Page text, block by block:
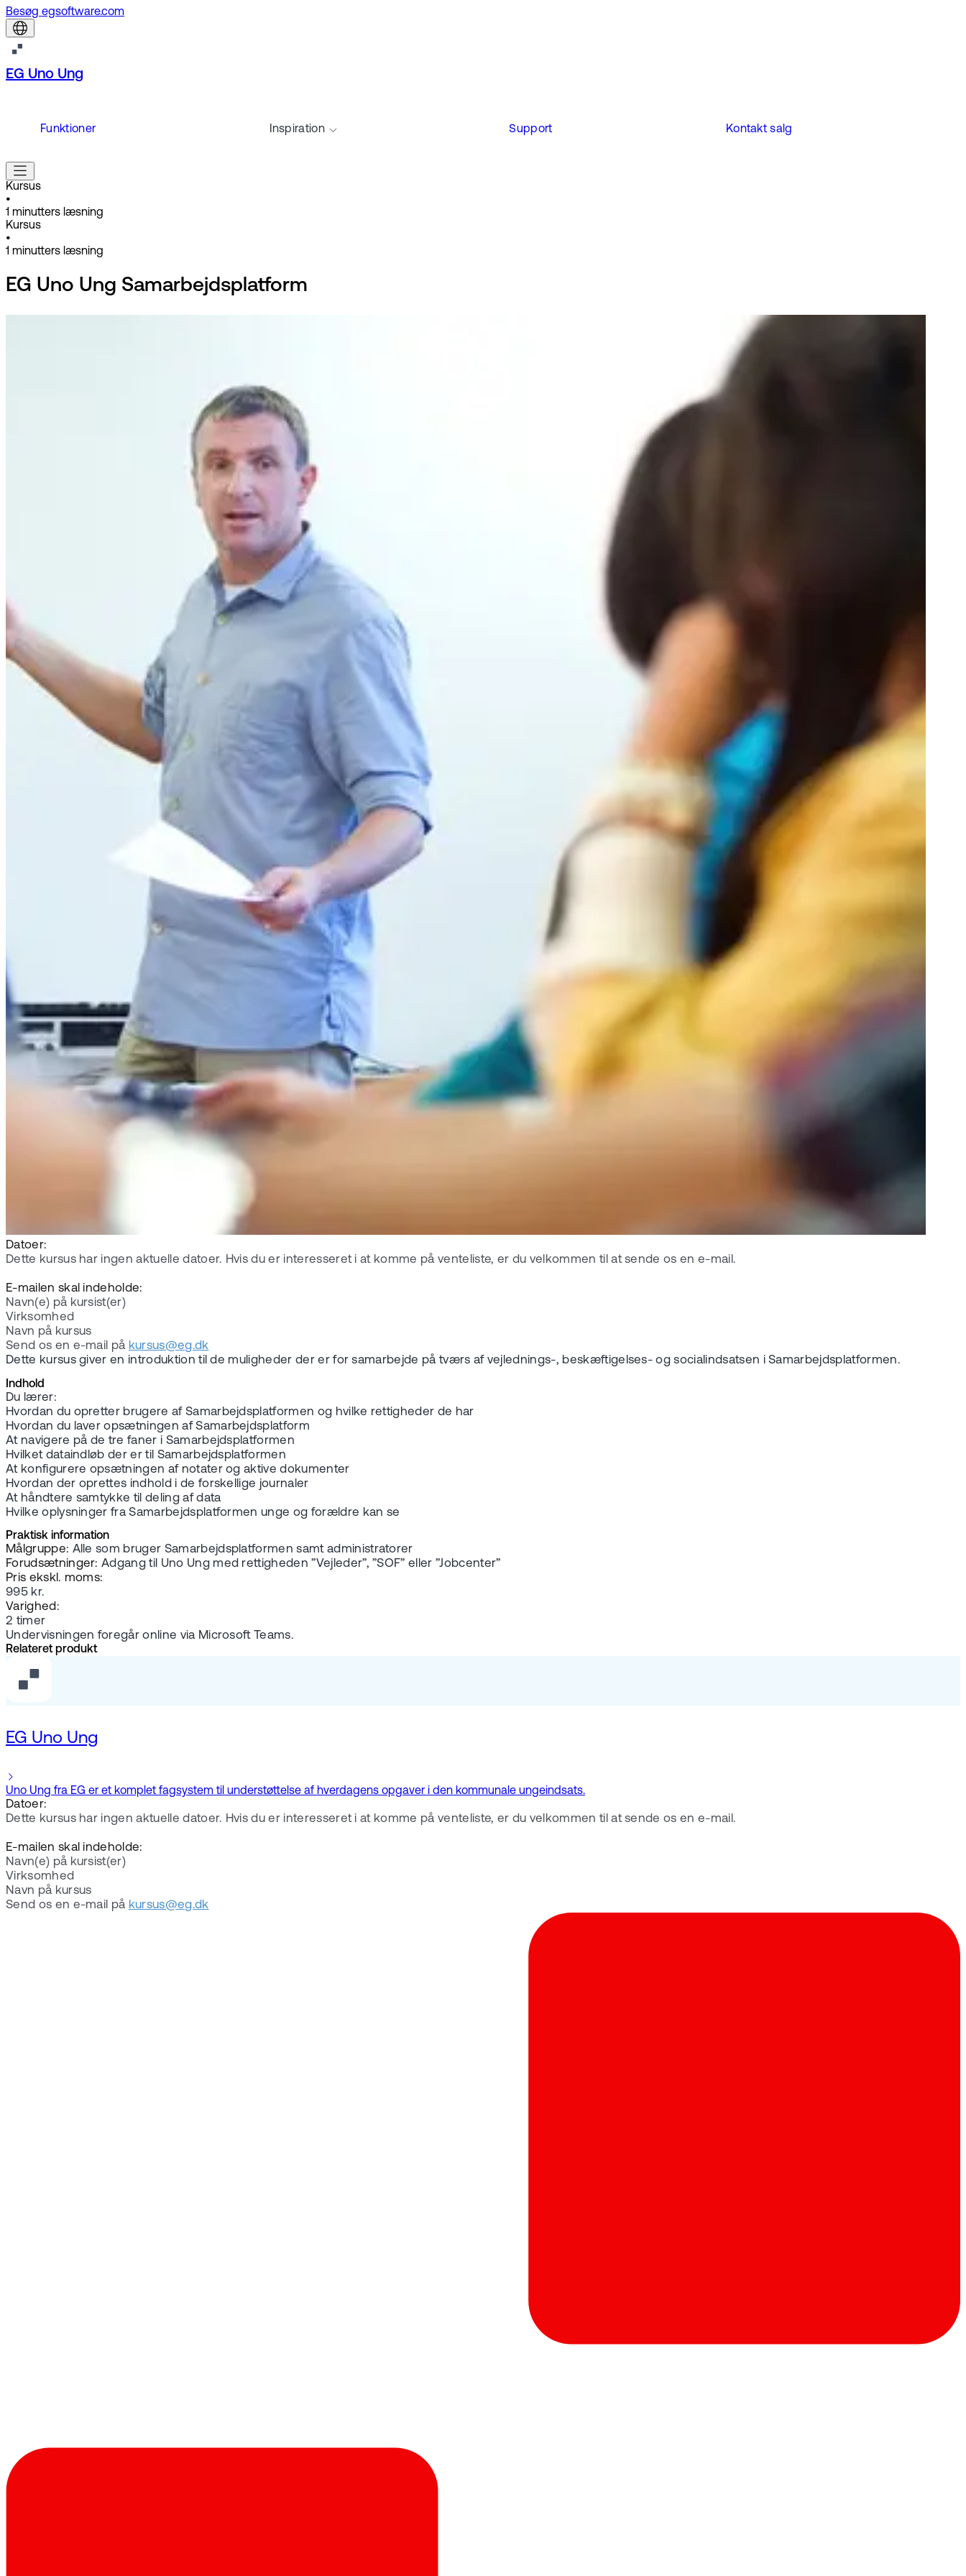
Besøg egsoftware.com
EG Uno Ung
Funktioner Inspiration Support Kontakt salg
Kursus
•
1 minutters læsning
Kursus
•
1 minutters læsning
EG Uno Ung Samarbejdsplatform
Datoer:
Dette kursus har ingen aktuelle datoer. Hvis du er interesseret i at komme på venteliste, er du velkommen til at sende os en e-mail.
E-mailen skal indeholde:
Navn(e) på kursist(er)
Virksomhed
Navn på kursus
Send os en e-mail på kursus@eg.dk
Dette kursus giver en introduktion til de muligheder der er for samarbejde på tværs af vejlednings-, beskæftigelses- og socialindsatsen i Samarbejdsplatformen.
Indhold
Du lærer:
Hvordan du opretter brugere af Samarbejdsplatformen og hvilke rettigheder de har
Hvordan du laver opsætningen af Samarbejdsplatform
At navigere på de tre faner i Samarbejdsplatformen
Hvilket dataindløb der er til Samarbejdsplatformen
At konfigurere opsætningen af notater og aktive dokumenter
Hvordan der oprettes indhold i de forskellige journaler
At håndtere samtykke til deling af data
Hvilke oplysninger fra Samarbejdsplatformen unge og forældre kan se
Praktisk information
Målgruppe: Alle som bruger Samarbejdsplatformen samt administratorer
Forudsætninger: Adgang til Uno Ung med rettigheden ”Vejleder”, ”SOF” eller ”Jobcenter”
Pris ekskl. moms:
995 kr.
Varighed:
2 timer
Undervisningen foregår online via Microsoft Teams.
Relateret produkt
EG Uno Ung
Uno Ung fra EG er et komplet fagsystem til understøttelse af hverdagens opgaver i den kommunale ungeindsats.
Datoer:
Dette kursus har ingen aktuelle datoer. Hvis du er interesseret i at komme på venteliste, er du velkommen til at sende os en e-mail.
E-mailen skal indeholde:
Navn(e) på kursist(er)
Virksomhed
Navn på kursus
Send os en e-mail på kursus@eg.dk